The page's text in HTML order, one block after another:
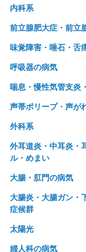
内科系
前立腺肥大症・前立
味覚障害・唾石・舌
呼吸器の病気
喘息・慢性気管支炎
声帯ポリープ・声が
外科系
外耳道炎・中耳炎・
ル・めまい
大腸・肛門の病気
大腸炎・大腸ガン・
症候群
太陽光
婦人科の病気